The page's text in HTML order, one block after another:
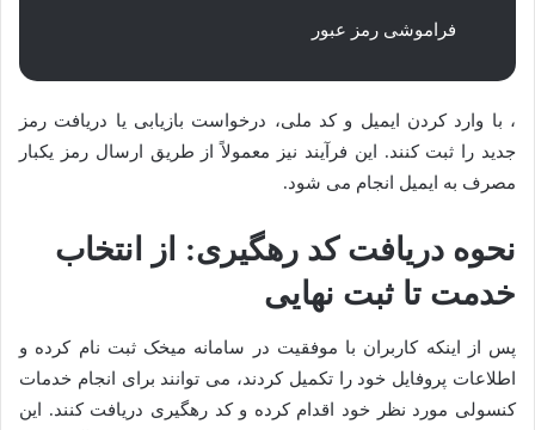
فراموشی رمز عبور
، با وارد کردن ایمیل و کد ملی، درخواست بازیابی یا دریافت رمز
جدید را ثبت کنند. این فرآیند نیز معمولاً از طریق ارسال رمز یکبار
مصرف به ایمیل انجام می شود.
نحوه دریافت کد رهگیری: از انتخاب
خدمت تا ثبت نهایی
پس از اینکه کاربران با موفقیت در سامانه میخک ثبت نام کرده و
اطلاعات پروفایل خود را تکمیل کردند، می توانند برای انجام خدمات
کنسولی مورد نظر خود اقدام کرده و کد رهگیری دریافت کنند. این